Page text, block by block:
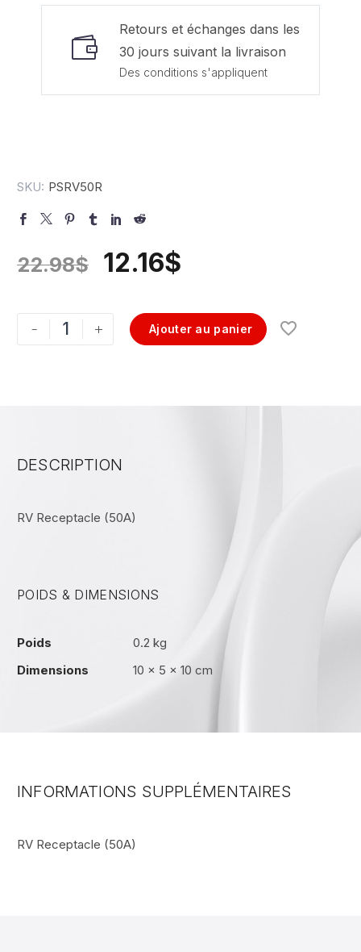
Retours et échanges dans les
30 jours suivant la livraison
Des conditions s'appliquent
SKU: PSRV50R
22.98$ 12.16$
- + Ajouter au panier
DESCRIPTION
RV Receptacle (50A)
POIDS & DIMENSIONS
Poids
0.2 kg
Dimensions
10 × 5 × 10 cm
INFORMATIONS SUPPLÉMENTAIRES
RV Receptacle (50A)